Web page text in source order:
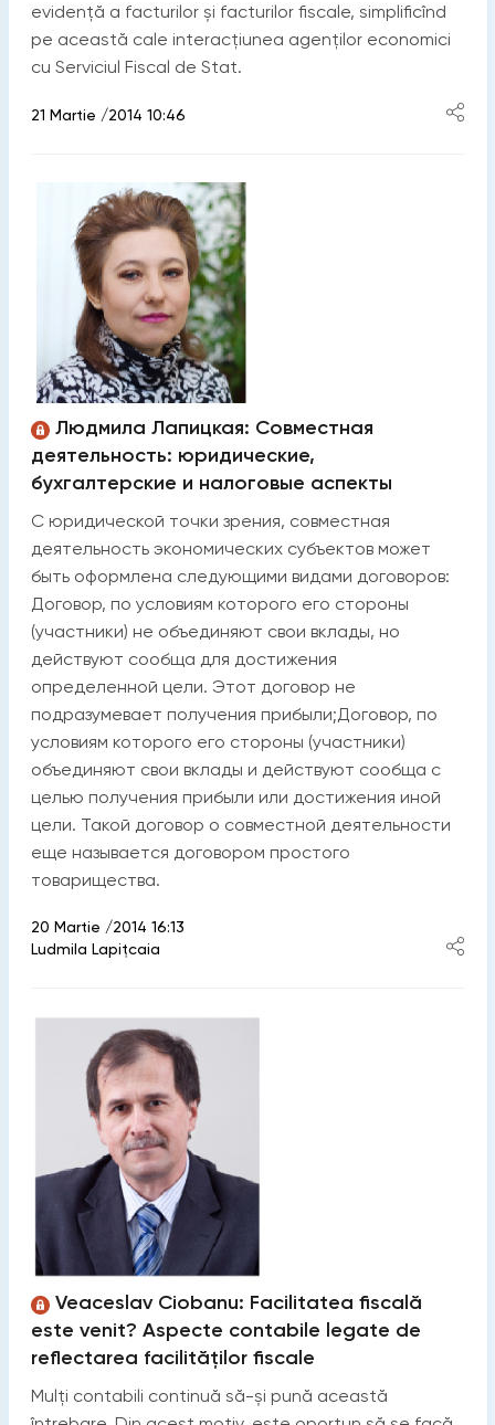
evidenţă a facturilor şi facturilor fiscale, simplificînd
pe această cale interacţiunea agenţilor economici
cu Serviciul Fiscal de Stat.
21 Martie /2014 10:46
Людмила Лапицкая: Совместная
деятельность: юридические,
бухгалтерские и налоговые аспекты
С юридической точки зрения, совместная
деятельность экономических субъектов может
быть оформлена следующими видами договоров:
Договор, по условиям которого его стороны
(участники) не объединяют свои вклады, но
действуют сообща для достижения
определенной цели. Этот договор не
подразумевает получения прибыли;Договор, по
условиям которого его стороны (участники)
объединяют свои вклады и действуют сообща с
целью получения прибыли или достижения иной
цели. Такой договор о совместной деятельности
еще называется договором простого
товарищества.
20 Martie /2014 16:13
Ludmila Lapițcaia
Veaceslav Ciobanu: Facilitatea fiscală
este venit? Aspecte contabile legate de
reflectarea facilităţilor fiscale
Mulţi contabili continuă să-şi pună această